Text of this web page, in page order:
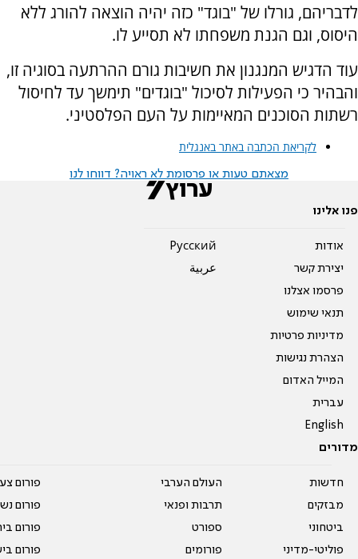
לדבריהם, גורלו של "בוגד" כזה יהיה הוצאה להורג ללא
היסוס, וגם הגנת משפחתו לא תסייע לו.
עוד הדגיש המנגנון את חשיבות גורם ההרתעה בסוגיה זו,
והבהיר כי הפעילות לסיכול "בוגדים" תימשך עד לחיסול
רשתות הסוכנים המאיימות על העם הפלסטיני.
לקריאת הכתבה באתר באנגלית
מצאתם טעות או פרסומת לא ראויה? דווחו לנו
פנו אלינו
אודות
יצירת קשר
פרסמו אצלנו
תנאי שימוש
מדיניות פרטיות
הצהרת נגישות
המייל האדום
עברית
English
Pусский
عربية
מדורים
חדשות
מבזקים
ביטחוני
פוליטי-מדיני
העולם הערבי
תרבות ופנאי
ספורט
פורומים
פורום
פורום
פורום
פורום